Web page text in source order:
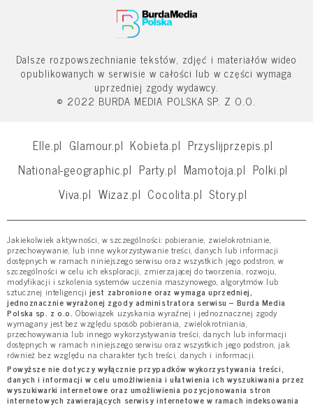
Dalsze rozpowszechnianie tekstów, zdjęć i materiałów wideo
opublikowanych w serwisie w całości lub w części wymaga
uprzedniej zgody wydawcy.
© 2022 BURDA MEDIA POLSKA SP. Z O.O.
Elle.pl Glamour.pl Kobieta.pl Przyslijprzepis.pl
National-geographic.pl Party.pl Mamotoja.pl Polki.pl
Viva.pl Wizaz.pl Cocolita.pl Story.pl
Jakiekolwiek aktywności, w szczególności: pobieranie, zwielokrotnianie,
przechowywanie, lub inne wykorzystywanie treści, danych lub informacji
dostępnych w ramach niniejszego serwisu oraz wszystkich jego podstron, w
szczególności w celu ich eksploracji, zmierzającej do tworzenia, rozwoju,
modyfikacji i szkolenia systemów uczenia maszynowego, algorytmów lub
sztucznej inteligencji jest zabronione oraz wymaga uprzedniej,
jednoznacznie wyrażonej zgody administratora serwisu – Burda Media
Polska sp. z o.o. Obowiązek uzyskania wyraźnej i jednoznacznej zgody
wymagany jest bez względu sposób pobierania, zwielokrotniania,
przechowywania lub innego wykorzystywania treści, danych lub informacji
dostępnych w ramach niniejszego serwisu oraz wszystkich jego podstron, jak
również bez względu na charakter tych treści, danych i informacji.
Powyższe nie dotyczy wyłącznie przypadków wykorzystywania treści,
danych i informacji w celu umożliwienia i ułatwienia ich wyszukiwania przez
wyszukiwarki internetowe oraz umożliwienia pozycjonowania stron
internetowych zawierających serwisy internetowe w ramach indeksowania